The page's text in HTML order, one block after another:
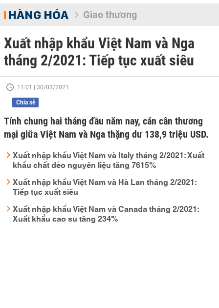
HÀNG HÓA Giao thương
Xuất nhập khẩu Việt Nam và Nga
tháng 2/2021: Tiếp tục xuất siêu
11:01 | 30/03/2021
Chia sẻ
Tính chung hai tháng đầu năm nay, cán cân thương
mại giữa Việt Nam và Nga thặng dư 138,9 triệu USD.
Xuất nhập khẩu Việt Nam và Italy tháng 2/2021: Xuất
khẩu chất dẻo nguyên liệu tăng 7615%
Xuất nhập khẩu Việt Nam và Hà Lan tháng 2/2021:
Tiếp tục xuất siêu
Xuất nhập khẩu Việt Nam và Canada tháng 2/2021:
Xuất khẩu cao su tăng 234%